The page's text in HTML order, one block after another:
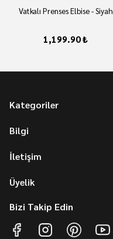
Vatkalı Prenses Elbise - Siyah
1,199.90 ₺
Kategoriler
Bilgi
İletişim
Üyelik
Bizi Takip Edin